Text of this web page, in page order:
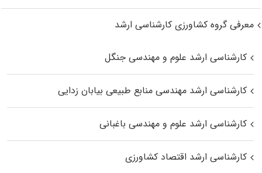
معرفی گروه کشاورزی کارشناسی ارشد
کارشناسی ارشد علوم و مهندسی جنگل
کارشناسی ارشد مهندسی منابع طبیعی بیابان زدایی
کارشناسی ارشد علوم و مهندسی باغبانی
کارشناسی ارشد اقتصاد کشاورزی